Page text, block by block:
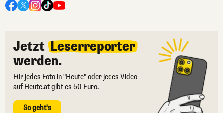
Jetzt Leserreporter
werden.
Für jedes Foto in "Heute" oder jedes Video
auf Heute.at gibt es 50 Euro.
So geht's